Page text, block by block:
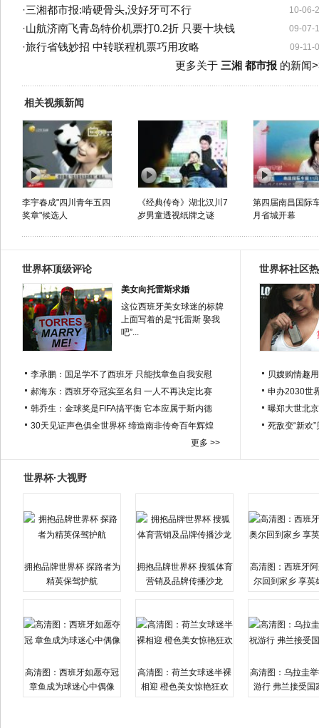
10-06-
·三湘都市报:啃硬骨头,没好牙可不行
09-07-
·山航济南飞青岛特价机票打0.2折 只要十块钱
09-11-
·旅行省钱妙招 中转联程机票巧用攻略
更多关于 三湘 都市报的新闻
相关视频新闻
李宇春成"四川青年五四
奖章"候选人
《经典传奇》湖北汉川7
岁男童透视纸牌之谜
第四届南昌国际
月省城开幕
世界杯顶级评论
美女向托雷斯求婚
这位西班牙美女球迷的标牌
上面写着的是“托雷斯 娶我
吧”...
李承鹏：国足学不了西班牙 只能找章鱼自我安慰
郝海东：西班牙夺冠实至名归 一人不再决定比赛
韩乔生：金球奖是FIFA搞平衡 它本应属于斯内德
30天见证声色俱全世界杯 缔造南非传奇百年辉煌
更多 >>
世界杯社区
贝嫂购情趣
申办2030世
曝郑大世北
死敌变“新欢
世界杯·大视野
拥抱品牌世界杯 探路者为
精英保驾护航
拥抱品牌世界杯 搜狐体育
营销及品牌传播沙龙
高清图：西班牙
尔回到家乡 享英
高清图：西班牙如愿夺冠
章鱼成为球迷心中偶像
高清图：荷兰女球迷半裸
相迎 橙色美女惊艳狂欢
高清图：乌拉圭
游行 弗兰接受国